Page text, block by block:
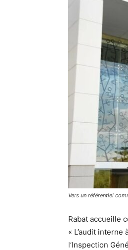
Vers un référentiel
Rabat accueille
« L’audit
l’Inspection